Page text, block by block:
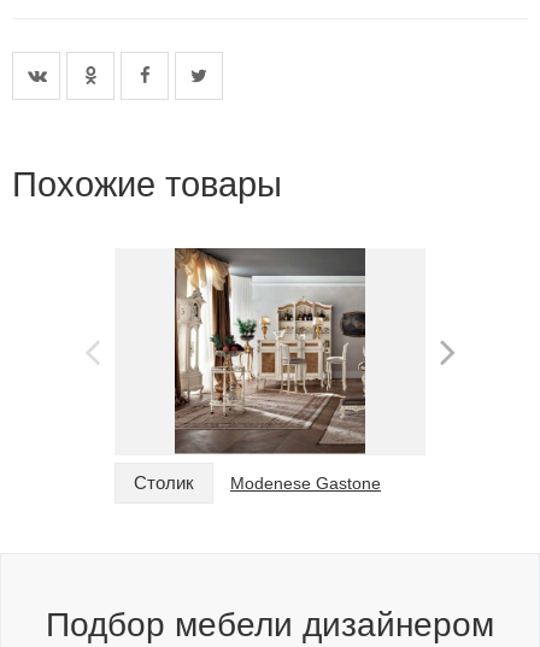
Похожие товары
Столик Modenese Gastone
Подбор мебели дизайнером